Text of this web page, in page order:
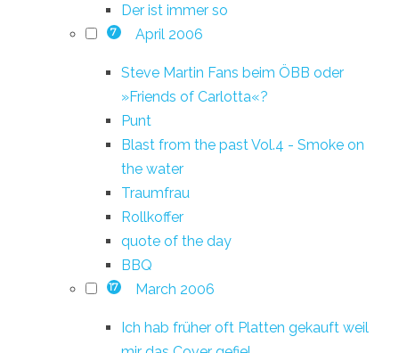
Der ist immer so
7 April 2006
Steve Martin Fans beim ÖBB oder
»Friends of Carlotta«?
Punt
Blast from the past Vol.4 - Smoke on
the water
Traumfrau
Rollkoffer
quote of the day
BBQ
17 March 2006
Ich hab früher oft Platten gekauft weil